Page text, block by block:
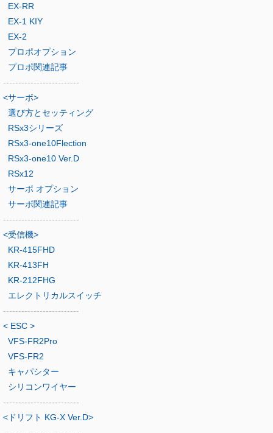
EX-RR
EX-1 KIY
EX-2
プロポオプション
プロポ関連記事
-------------------------
<サーボ>
選び方とセッティング
RSx3シリーズ
RSx3-one10Flection
RSx3-one10 Ver.D
RSx12
サーボ オプション
サーボ関連記事
-------------------------
<受信機>
KR-415FHD
KR-413FH
KR-212FHG
エレクトリカルスイッチ
-------------------------
< ESC >
VFS-FR2Pro
VFS-FR2
キャパシター
シリコンワイヤー
-------------------------
<ドリフト KG-X Ver.D>